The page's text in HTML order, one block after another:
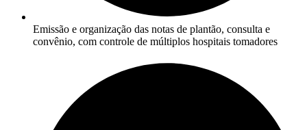
Emissão e organização das notas de plantão, consulta e
convênio, com controle de múltiplos hospitais tomadores